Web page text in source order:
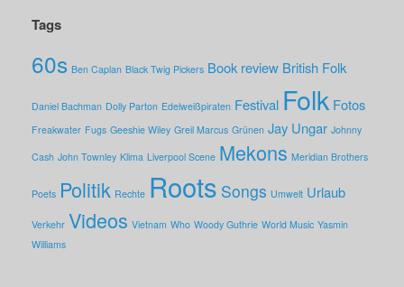
Tags
60s Ben Caplan Black Twig Pickers Book review British Folk
Daniel Bachman Dolly Parton Edelweißpiraten Festival Folk Fotos
Freakwater Fugs Geeshie Wiley Greil Marcus Grünen Jay Ungar Johnny
Cash John Townley Klima Liverpool Scene Mekons Meridian Brothers
Poets Politik Rechte Roots Songs Umwelt Urlaub
Verkehr Videos Vietnam Who Woody Guthrie World Music Yasmin
Williams